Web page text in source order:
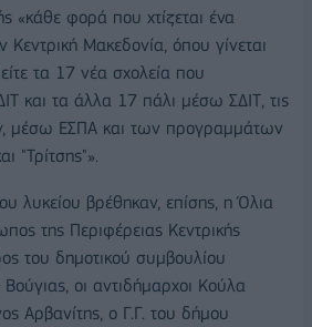
«κάθε φορά που χτίζεται ένα
Κεντρική Μακεδονία, όπου γίνεται
τα 17 νέα σχολεία που
και τα άλλα 17 πάλι μέσω ΣΔΙΤ, τις
μέσω ΕΣΠΑ και των προγραμμάτων
"Τρίτσης"».
λυκείου βρέθηκαν, επίσης, η Όλια
της Περιφέρειας Κεντρικής
του δημοτικού συμβουλίου
οι αντιδήμαρχοι Κούλα
Αρβανίτης, ο Γ.Γ. του δήμου